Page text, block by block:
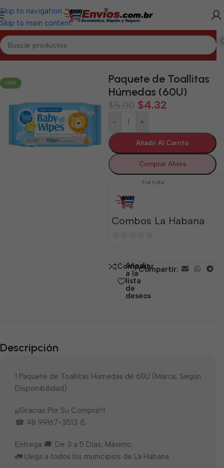
Skip to navigation
Skip to main content
Inicio/LA HABANA/Aseo y Cuidado Personal La Habana
-14%
Paquete de Toallitas
Húmedas (60U)
$5.00 $4.32
- +
Añadir Al Carrito
Comprar Ahora
tienda
Combos La Habana
5 Comparar
Añadir
a la
lista
de
deseos
Compartir:
Descripción
1 Paquete de Toallitas Húmedas de 60U (Marca, Según
Disponibilidad)
¡¡¡Gracias Por Su Compra!!!
☎ 48 99167-3513 💪
Entrega 🚚: De 3 a 5 Días, Máximo.
🚛 Llega a todos los municipios de La Habana.